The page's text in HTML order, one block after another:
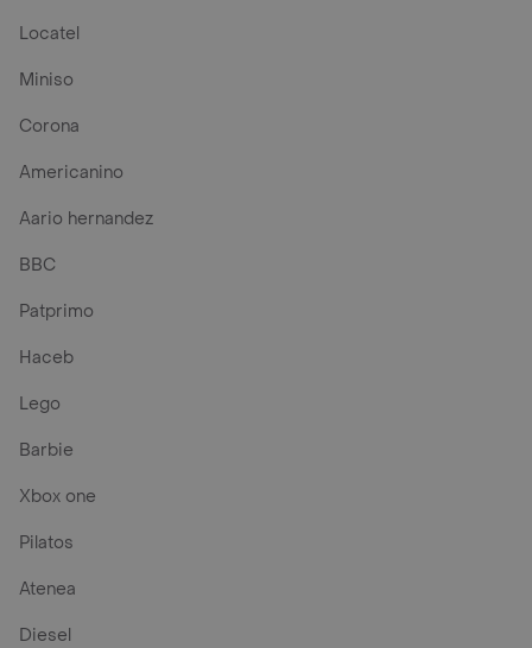
Locatel
Miniso
Corona
Americanino
Aario hernandez
BBC
Patprimo
Haceb
Lego
Barbie
Xbox one
Pilatos
Atenea
Diesel